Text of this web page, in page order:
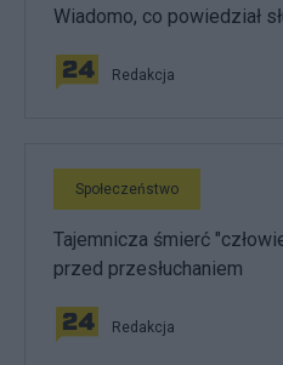
Wiadomo, co powiedział
Redakcja
Społeczeństwo
Tajemnicza śmierć
przed przesłuchaniem
Redakcja